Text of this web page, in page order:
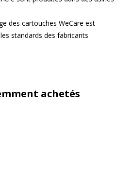
des cartouches WeCare est
standards des fabricants
achetés